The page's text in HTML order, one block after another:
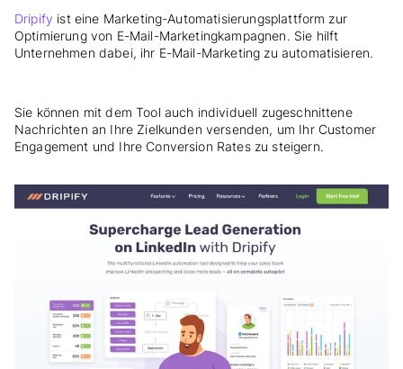
Dripify ist eine Marketing-Automatisierungsplattform zur
Optimierung von E-Mail-Marketingkampagnen. Sie hilft
Unternehmen dabei, ihr E-Mail-Marketing zu automatisieren.
Sie können mit dem Tool auch individuell zugeschnittene
Nachrichten an Ihre Zielkunden versenden, um Ihr Customer
Engagement und Ihre Conversion Rates zu steigern.